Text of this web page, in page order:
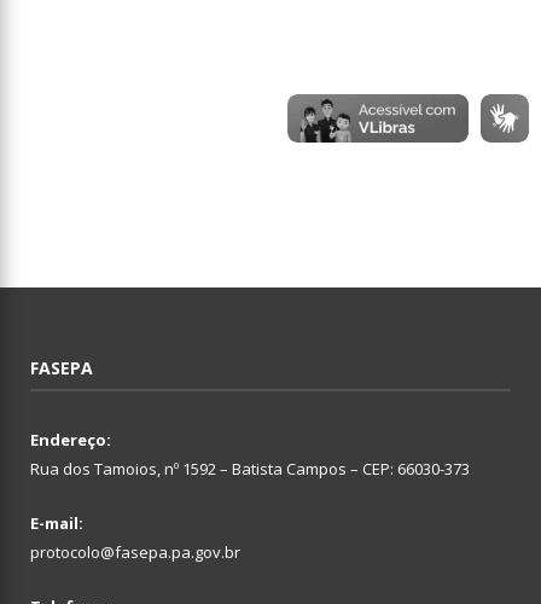
FASEPA
Endereço:
Rua dos Tamoios, nº 1592 – Batista Campos – CEP: 66030-373
E-mail:
protocolo@fasepa.pa.gov.br